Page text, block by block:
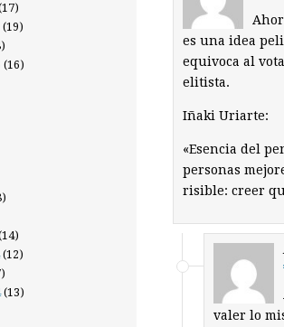
es una idea
equivoca al
elitista.
Iñaki Uriarte:
«Esencia del
personas
risible: creer
valer lo
(19)
(16)
(12)
(13)